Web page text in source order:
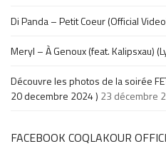
Di Panda – Petit Coeur (Official
Meryl – À Genoux (feat. Kalipsxau)
Découvre les photos de la soirée
20 decembre 2024 ) 23 décembre
FACEBOOK COQLAKOUR